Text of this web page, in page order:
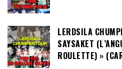
LERDSILA
SAYSAKET
ROULETTE) »